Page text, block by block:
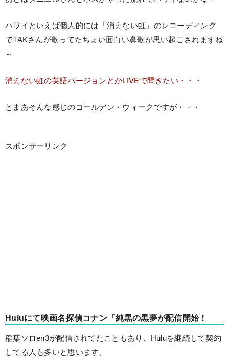
ハワイといえば個人的には「消えない虹」のレコーディング
でTAKさんが歌ってたちょい面白い鼻歌が思い起こされますね
～
消えない虹の英語バージョンとかLIVEで聞きたい・・・
とまあそんな感じのゴールデン・ウィークですが・・・
スポンサーリンク
Huluにて映画名探偵コナン「純黒の黒夢が配信開始！
稲葉ソロen3が配信されてたこともあり、Huluを継続して契約
してる人も多いと思います。